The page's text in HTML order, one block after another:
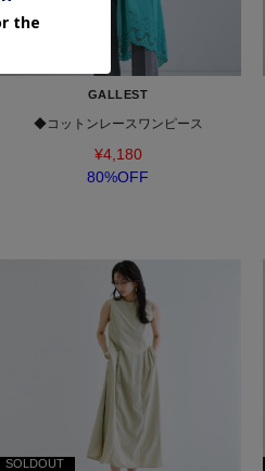
GALLEST
◆コットンレースワンピース
¥4,180
80%OFF
SOLDOUT